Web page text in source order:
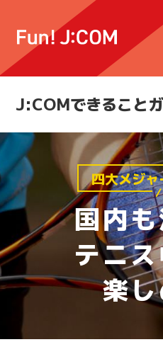
お困りごと
ウェブメール
J:COMできること
四大メジ
国内
テニ
楽